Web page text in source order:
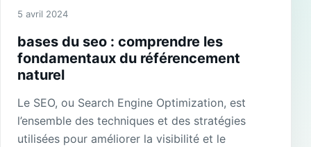
5 avril 2024
bases du seo : comprendre les
fondamentaux du référencement
naturel
Le SEO, ou Search Engine Optimization, est
l’ensemble des techniques et des stratégies
utilisées pour améliorer la visibilité et le